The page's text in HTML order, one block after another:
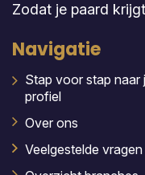
Zodat je paard
Navigatie
Stap voor stap naar
profiel
Over ons
Veelgestelde vragen